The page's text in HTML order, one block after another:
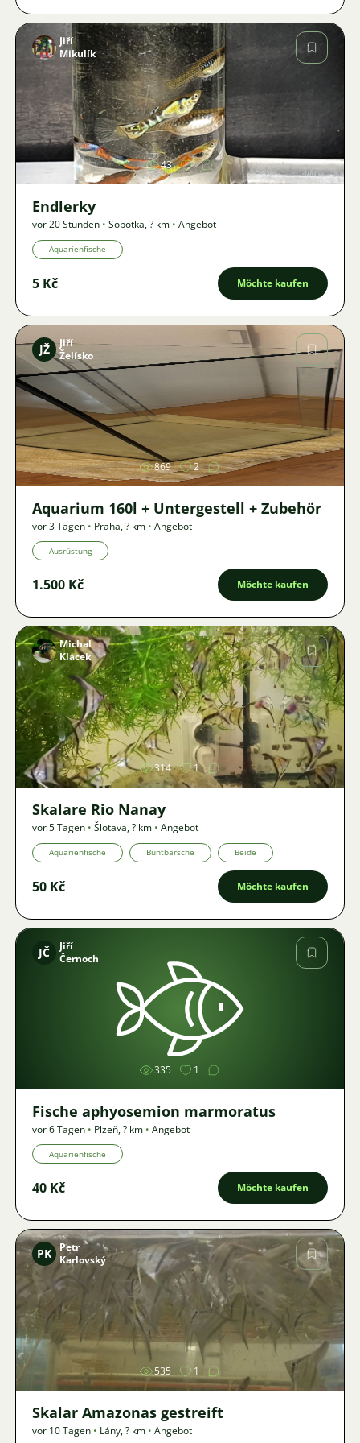
Bild
Jiří
Mikulík
43
Endlerky
vor 20 Stunden • Sobotka,? km • Angebot
Aquarienfische
5 Kč Möchte kaufen
Bild
JŽ
Jiří
Želísko
869 2
Aquarium 160l + Untergestell + Zubehör
vor 3 Tagen • Praha,? km • Angebot
Ausrüstung
1.500 Kč Möchte kaufen
Bild
Michal
Klacek
314 1
Skalare Rio Nanay
vor 5 Tagen • Šlotava,? km • Angebot
Aquarienfische Buntbarsche Beide
50 Kč Möchte kaufen
Bild
JČ
Jiří
Černoch
335 1
Fische aphyosemion marmoratus
vor 6 Tagen • Plzeň,? km • Angebot
Aquarienfische
40 Kč Möchte kaufen
Bild
PK
Petr
Karlovský
535 1
Skalar Amazonas gestreift
vor 10 Tagen • Lány,? km • Angebot